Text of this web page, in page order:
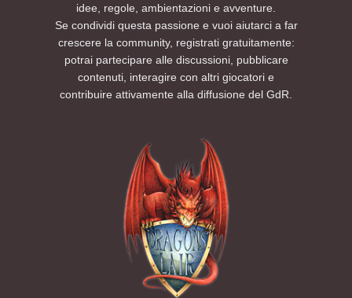
idee, regole, ambientazioni e avventure.
Se condividi questa passione e vuoi aiutarci a far
crescere la community, registrati gratuitamente:
potrai partecipare alle discussioni, pubblicare
contenuti, interagire con altri giocatori e
contribuire attivamente alla diffusione del GdR.